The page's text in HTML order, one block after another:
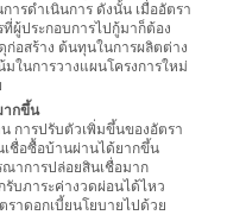
ารดำเนินการ ดังนั้น เมื่ออัตรา
ผู้ประกอบการไปกู้มาก็ต้อง
อสร้าง ต้นทุนในการผลิตต่าง
ในการวางแผนโครงการใหม่
ากขึ้น
การปรับตัวเพิ่มขึ้นของอัตรา
เชื่อซื้อบ้านผ่านได้ยากขึ้น
ณาการปล่อยสินเชื่อมาก
รับภาระค่างวดผ่อนได้ไหว
ราดอกเบี้ยนโยบายไปด้วย